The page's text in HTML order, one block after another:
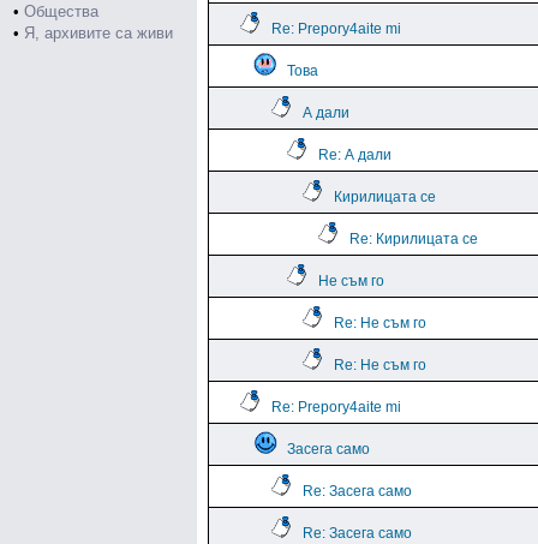
• Общества
• Я, архивите са живи Re: Prepory4aite mi
Това
А дали
Re: А дали
Кирилицата се
Re: Кирилицата се
Не съм го
Re: Не съм го
Re: Не съм го
Re: Prepory4aite mi
Засега само
Re: Засега само
Re: Засега само